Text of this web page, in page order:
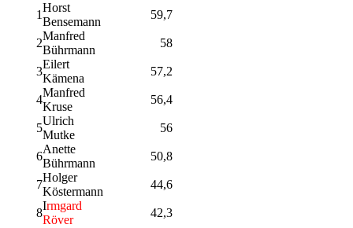
1
Horst
Bensemann
59,7
2
Manfred
Bührmann
58
3
Eilert
Kämena
57,2
4
Manfred
Kruse
56,4
5
Ulrich
Mutke
56
6
Anette
Bührmann
50,8
7
Holger
Köstermann
44,6
8
Irmgard
Röver
42,3